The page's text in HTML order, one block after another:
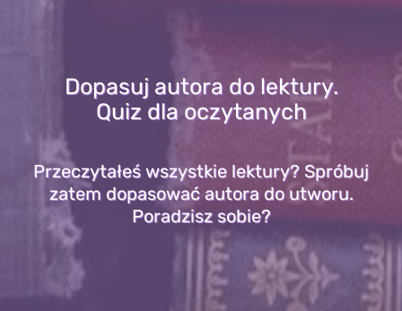
Dopasuj autora do lektury.
Quiz dla oczytanych
Przeczytałeś wszystkie lektury? Spróbuj
zatem dopasować autora do utworu.
Poradzisz sobie?